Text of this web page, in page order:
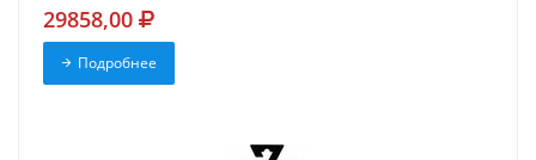
29858,00
Подробнее